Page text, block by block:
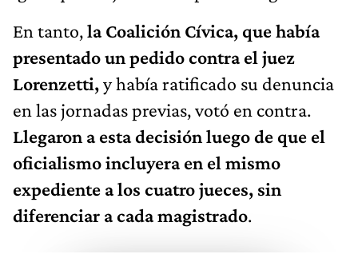
En tanto,la Coalición Cívica, que había
presentado un pedido contra el juez
Lorenzetti,y había ratificado su denuncia
en las jornadas previas, votó en contra.
Llegaron a esta decisión luego de que el
oficialismo incluyera en el mismo
expediente a los cuatro jueces, sin
diferenciar a cada magistrado.